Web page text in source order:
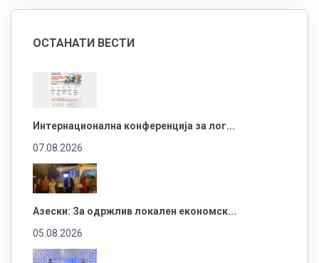
ОСТАНАТИ ВЕСТИ
Интернационална конференција за лог...
07.08.2026
Азески: За одржлив локален економск...
05.08.2026